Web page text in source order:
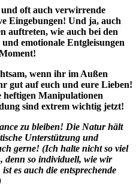
oft auch verwirrende
Eingebungen! Und ja, auch
auftreten, wie auch bei den
emotionale Entgleisungen
wenn ihr im Außen
gut auf euch und eure Lieben!
heftigen Manipulationen
sind extrem wichtig jetzt!
zu bleiben! Die Natur hält
Unterstützung und
gerne! (Ich halte nicht so viel
denn so individuell, wie wir
es auch die entsprechende